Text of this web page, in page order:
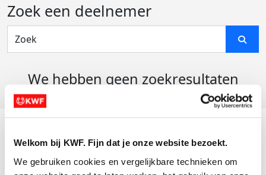
Welkom bij KWF. Fijn dat je onze website bezoekt.
We gebruiken cookies en vergelijkbare technieken om
Zoek een deelnemer
We hebben geen zoekresultaten
Actiematerialen
Evenementen